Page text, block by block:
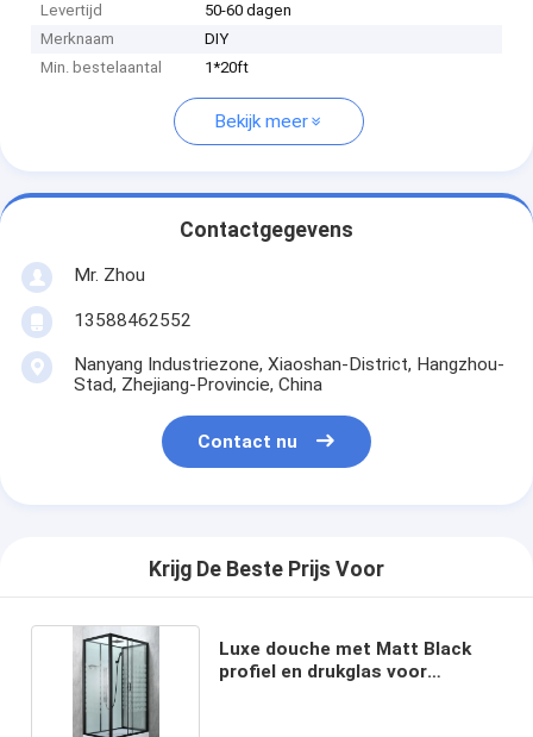
Levertijd
50-60 dagen
Merknaam
DIY
Min. bestelaantal
1*20ft
Bekijk meer
Contactgegevens
Mr. Zhou
13588462552
Nanyang Industriezone, Xiaoshan-District, Hangzhou-
Stad, Zhejiang-Provincie, China
Contact nu
Krijg De Beste Prijs Voor
Luxe douche met Matt Black
profiel en drukglas voor